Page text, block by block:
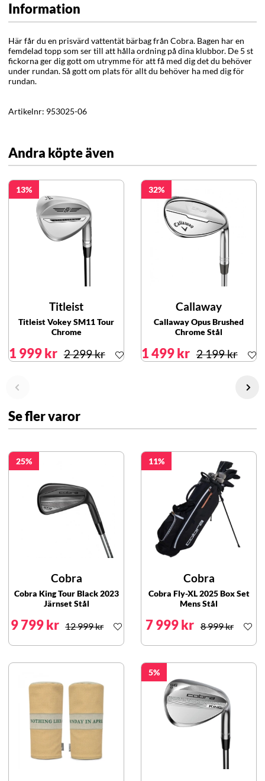
Information
Här får du en prisvärd vattentät bärbag från Cobra. Bagen har en
femdelad topp som ser till att hålla ordning på dina klubbor. De 5 st
fickorna ger dig gott om utrymme för att få med dig det du behöver
under rundan. Så gott om plats för allt du behöver ha med dig för
rundan.
Artikelnr: 953025-06
Andra köpte även
13
Titleist
Titleist Vokey SM11 Tour
Chrome
1 999 kr 2 299 kr
32
Callaway
Callaway Opus Brushed
Chrome Stål
1 499 kr 2 199 kr
Se fler varor
25
Cobra
Cobra King Tour Black 2023
Järnset Stål
9 799 kr 12 999 kr
11
Cobra
Cobra Fly-XL 2025 Box Set
Mens Stål
7 999 kr 8 999 kr
5